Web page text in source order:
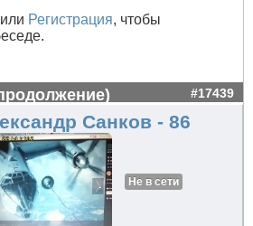
или Регистрация, чтобы
#17439
Санков - 86
Не в сети